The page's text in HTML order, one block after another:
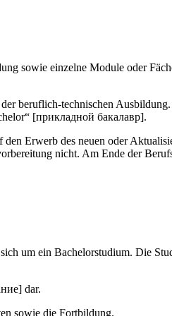
sowie einzelne Module oder
beruflich-technischen
[прикладной бакалавр].
Erwerb des neuen oder
nicht. Am Ende der
um ein Bachelorstudium. Die
dar.
sowie die Fortbildung.